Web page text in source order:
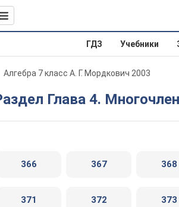
ГДЗ Учебники
Алгебра 7 класс А. Г. Мордкович 2003
Раздел Глава 4.
366 367 368
371 372 373